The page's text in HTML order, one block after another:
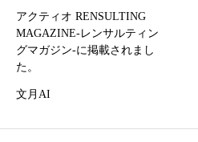
アクティオ RENSULTING
MAGAZINE-レンサルティン
グマガジン‐に掲載されまし
た。
文月AI